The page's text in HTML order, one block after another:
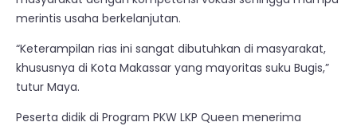
merintis usaha berkelanjutan.
“Keterampilan rias ini sangat dibutuhkan di masyarakat,
khususnya di Kota Makassar yang mayoritas suku Bugis,”
tutur Maya.
Peserta didik di Program PKW LKP Queen menerima